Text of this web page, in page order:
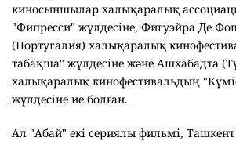
киносыншылар халықаралық
"Фипресси" жүлдесіне, Фигуэйра Де
(Португалия) халықаралық
табақша" жүлдесіне және Ашхабадта
халықаралық кинофестивальдың
жүлдесіне ие болған.
Ал "Абай" екі сериялы фильмі, Ташкент